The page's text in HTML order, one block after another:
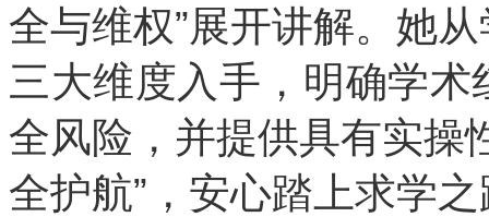
全与维权”展开讲解。她
三大维度入手，明确学
全风险，并提供具有实操
全护航”，安心踏上求学